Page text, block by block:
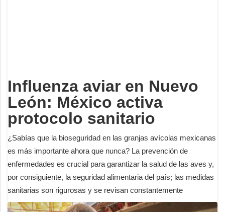
Influenza aviar en Nuevo
León: México activa
protocolo sanitario
¿Sabías que la bioseguridad en las granjas avícolas mexicanas
es más importante ahora que nunca? La prevención de
enfermedades es crucial para garantizar la salud de las aves y,
por consiguiente, la seguridad alimentaria del país; las medidas
sanitarias son rigurosas y se revisan constantemente